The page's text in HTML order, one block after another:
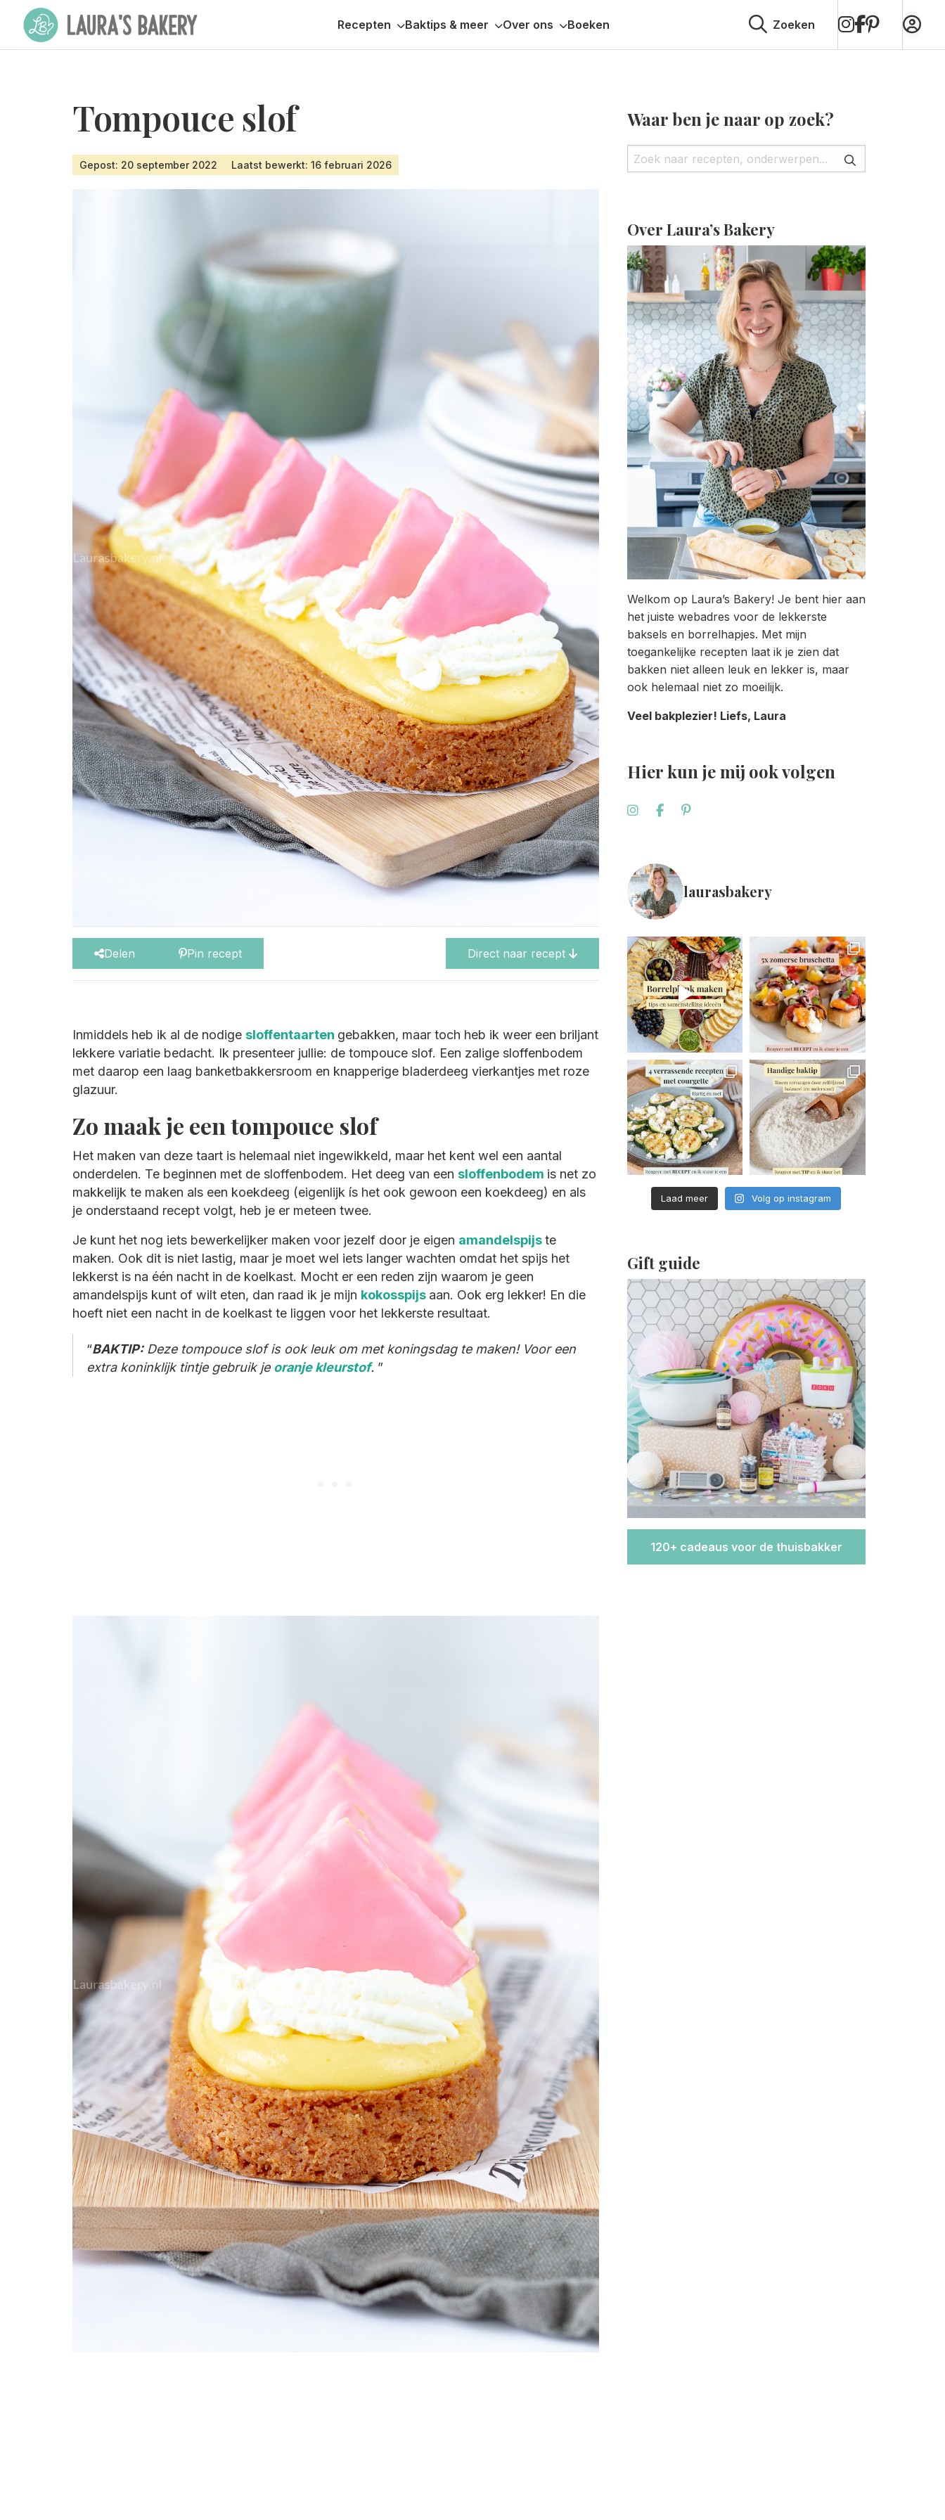
Recepten Baktips & meer Over ons Boeken Zoeken
op
Instagram
op
Facebook
op
Pinterest
Tompouce slof
Gepost: 20 september 2022 Laatst bewerkt: 16 februari 2026
Delen Pin recept Direct naar recept
Inmiddels heb ik al de nodige sloffentaarten gebakken, maar toch heb ik weer een briljant
lekkere variatie bedacht. Ik presenteer jullie: de tompouce slof. Een zalige sloffenbodem
met daarop een laag banketbakkersroom en knapperige bladerdeeg vierkantjes met roze
glazuur.
Zo maak je een tompouce slof
Het maken van deze taart is helemaal niet ingewikkeld, maar het kent wel een aantal
onderdelen. Te beginnen met de sloffenbodem. Het deeg van een sloffenbodem is net zo
makkelijk te maken als een koekdeeg (eigenlijk ís het ook gewoon een koekdeeg) en als
je onderstaand recept volgt, heb je er meteen twee.
Je kunt het nog iets bewerkelijker maken voor jezelf door je eigen amandelspijste
maken. Ook dit is niet lastig, maar je moet wel iets langer wachten omdat het spijs het
lekkerst is na één nacht in de koelkast. Mocht er een reden zijn waarom je geen
amandelspijs kunt of wilt eten, dan raad ik je mijn kokosspijs aan. Ook erg lekker! En die
hoeft niet een nacht in de koelkast te liggen voor het lekkerste resultaat.
BAKTIP:Deze tompouce slof is ook leuk om met koningsdag te maken! Voor een
extra koninklijk tintje gebruik je oranje kleurstof.
Waar ben je naar op zoek?
Over Laura’s Bakery
Welkom op Laura’s Bakery! Je bent hier aan
het juiste webadres voor de lekkerste
baksels en borrelhapjes. Met mijn
toegankelijke recepten laat ik je zien dat
bakken niet alleen leuk en lekker is, maar
ook helemaal niet zo moeilijk.
Veel bakplezier! Liefs, Laura
Hier kun je mij ook volgen
laurasbakery
Laad meer Volg op instagram
Gift guide
120+ cadeaus voor de thuisbakker